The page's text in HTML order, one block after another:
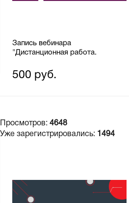
Запись вебинара
"Дистанционная работа.
ковидные требования"
500 руб.
Просмотров:4648
Уже зарегистрировались:
1494